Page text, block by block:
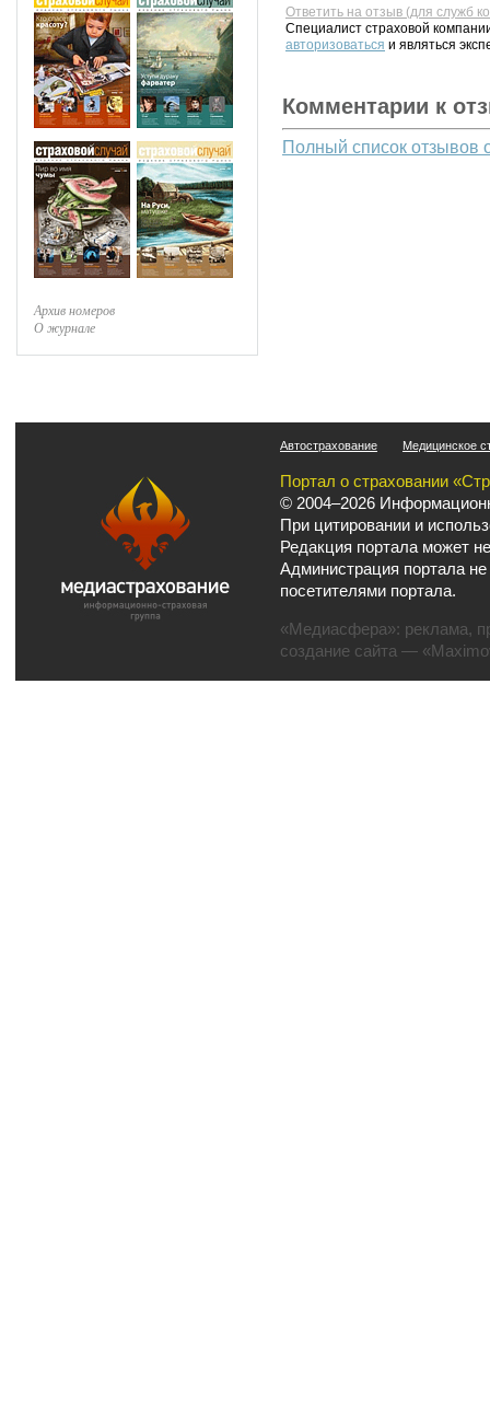
Архив номеров
О журнале
Ответить на отзыв (для служб
Специалист страховой
авторизоваться и являться
Комментарии к
Полный список отзывов
Автострахование Медицинское
Портал о страховании
© 2004–2026
При цитировании и
Редакция портала может
Администрация портала
посетителями портала.
«Медиасфера»: реклама,
создание сайта —